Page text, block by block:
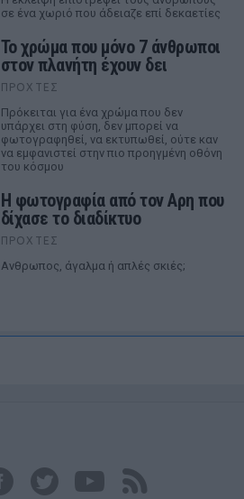
σε ένα χωριό που άδειαζε επί δεκαετίες
Το χρώμα που μόνο 7 άνθρωποι
στον πλανήτη έχουν δει
ΠΡΟΧΤΈΣ
Πρόκειται για ένα χρώμα που δεν
υπάρχει στη φύση, δεν μπορεί να
φωτογραφηθεί, να εκτυπωθεί, ούτε καν
να εμφανιστεί στην πιο προηγμένη οθόνη
του κόσμου
Η φωτογραφία από τον Αρη που
δίχασε το διαδίκτυο
ΠΡΟΧΤΈΣ
Ανθρωπος, άγαλμα ή απλές σκιές;